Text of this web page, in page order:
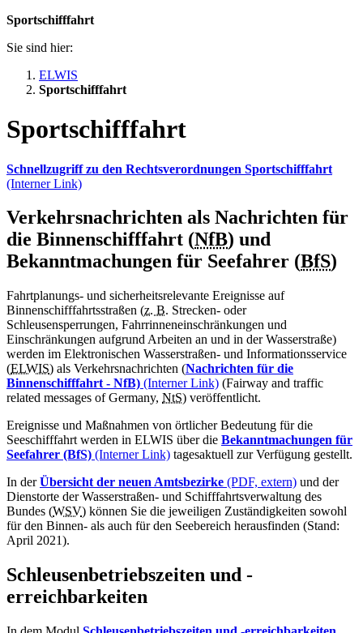
Sportschifffahrt
Sie sind hier:
ELWIS
Sportschifffahrt
Sportschifffahrt
Schnellzugriff zu den Rechtsverordnungen Sportschifffahrt
(Interner Link)
Verkehrsnachrichten als Nachrichten für
die Binnenschifffahrt (NfB) und
Bekanntmachungen für Seefahrer (BfS)
Fahrtplanungs- und sicherheitsrelevante Ereignisse auf
Binnenschifffahrtsstraßen (z. B. Strecken- oder
Schleusensperrungen, Fahrrinneneinschränkungen und
Einschränkungen aufgrund Arbeiten an und in der Wasserstraße)
werden im Elektronischen Wasserstraßen- und Informationsservice
(ELWIS) als Verkehrsnachrichten (Nachrichten für die
Binnenschifffahrt - NfB) (Interner Link) (Fairway and traffic
related messages of Germany, NtS) veröffentlicht.
Ereignisse und Maßnahmen von örtlicher Bedeutung für die
Seeschifffahrt werden in ELWIS über die Bekanntmachungen für
Seefahrer (BfS) (Interner Link) tagesaktuell zur Verfügung gestellt.
In derÜbersicht der neuen Amtsbezirke (PDF, extern) und der
Dienstorte der Wasserstraßen- und Schifffahrtsverwaltung des
Bundes (WSV) können Sie die jeweiligen Zuständigkeiten sowohl
für den Binnen- als auch für den Seebereich herausfinden (Stand:
April 2021).
Schleusenbetriebszeiten und -
erreichbarkeiten